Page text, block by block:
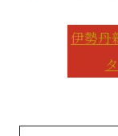
伊勢丹